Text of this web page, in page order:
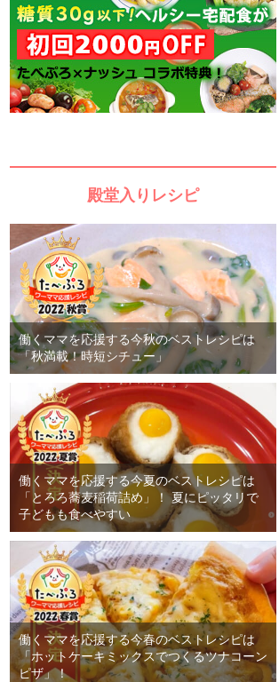
殿堂入りレシピ
働くママを応援する今秋のベストレシピは
「秋満載！時短シチュー」
働くママを応援する今夏のベストレシピは
「とろろ蕎麦稲荷詰め」！ 夏にピッタリで
子どもも食べやすい
働くママを応援する今春のベストレシピは
「ホットケーキミックスでつくるツナコーン
ピザ」！